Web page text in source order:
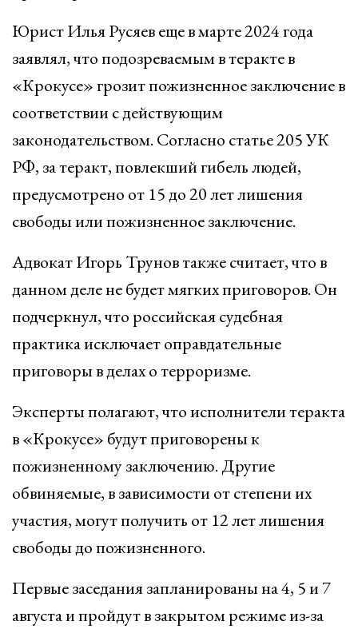
Юрист Илья Русяев еще в марте 2024 года
заявлял, что подозреваемым в теракте в
«Крокусе» грозит пожизненное заключение в
соответствии с действующим
законодательством. Согласно статье 205 УК
РФ, за теракт, повлекший гибель людей,
предусмотрено от 15 до 20 лет лишения
свободы или пожизненное заключение.
Адвокат Игорь Трунов также считает, что в
данном деле не будет мягких приговоров. Он
подчеркнул, что российская судебная
практика исключает оправдательные
приговоры в делах о терроризме.
Эксперты полагают, что исполнители теракта
в «Крокусе» будут приговорены к
пожизненному заключению. Другие
обвиняемые, в зависимости от степени их
участия, могут получить от 12 лет лишения
свободы до пожизненного.
Первые заседания запланированы на 4, 5 и 7
августа и пройдут в закрытом режиме из-за